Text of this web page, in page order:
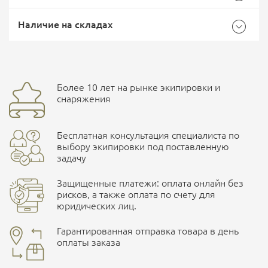
Доставка Почтой России
EMS Почта России
Доставка курьерской службой СДЭК -
Наличные при самовывозе
Бренд 5.11
Ваш отзыв
Наличие на складах
улица Маяковского, 10
ПОДРОБНЕЕ О СКЛАДЕ
Более 10 лет на рынке экипировки и
снаряжения
Бесплатная консультация специалиста по
выбору экипировки под поставленную
задачу
Защищенные платежи: оплата онлайн без
рисков, а также оплата по счету для
юридических лиц.
Гарантированная отправка товара в день
оплаты заказа